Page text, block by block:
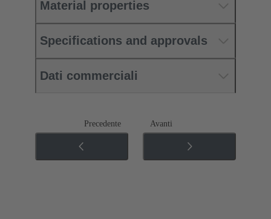
Material properties
Specifications and approvals
Dati commerciali
Precedente Avanti